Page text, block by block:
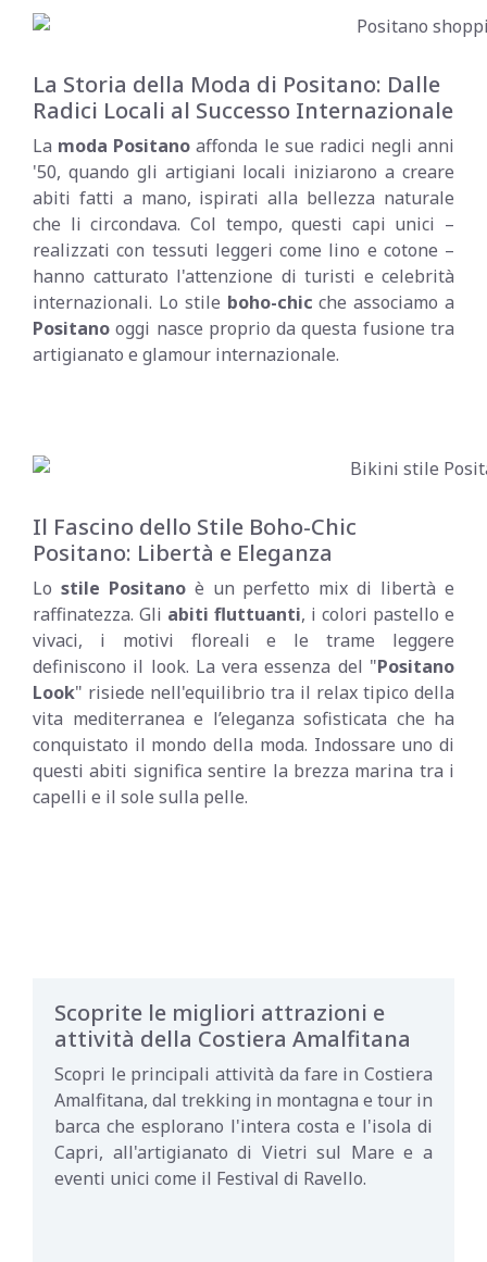
La Storia della Moda di Positano: Dalle
Radici Locali al Successo Internazionale
La moda Positano affonda le sue radici negli anni
'50, quando gli artigiani locali iniziarono a creare
abiti fatti a mano, ispirati alla bellezza naturale
che li circondava. Col tempo, questi capi unici –
realizzati con tessuti leggeri come lino e cotone –
hanno catturato l'attenzione di turisti e celebrità
internazionali. Lo stile boho-chic che associamo a
Positano oggi nasce proprio da questa fusione tra
artigianato e glamour internazionale.
Il Fascino dello Stile Boho-Chic
Positano: Libertà e Eleganza
Lo stile Positanoè un perfetto mix di libertà e
raffinatezza. Gli abiti fluttuanti, i colori pastello e
vivaci, i motivi floreali e le trame leggere
definiscono il look. La vera essenza del "Positano
Look" risiede nell'equilibrio tra il relax tipico della
vita mediterranea e l’eleganza sofisticata che ha
conquistato il mondo della moda. Indossare uno di
questi abiti significa sentire la brezza marina tra i
capelli e il sole sulla pelle.
Scoprite le migliori attrazioni e
attività della Costiera Amalfitana
Scopri le principali attività da fare in Costiera
Amalfitana, dal trekking in montagna e tour in
barca che esplorano l'intera costa e l'isola di
Capri, all'artigianato di Vietri sul Mare e a
eventi unici come il Festival di Ravello.